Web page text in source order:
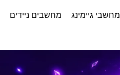
מחשבי גיימינג מחשבים ניידים